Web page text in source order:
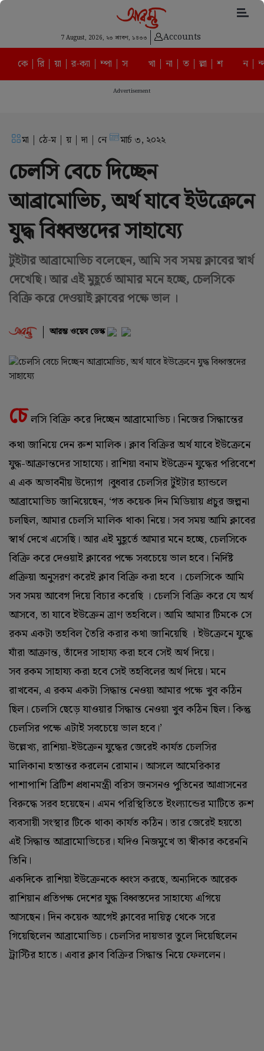
7 August, 2026, ২৩ শ্রাবণ, ১৪৩৩ Accounts
কে | রি | য়া | র-ক্যা | ম্পা | স খা | না | ত | ল্লা | শ ন |
Advertisement
মা | ঠে-ম | য় | দা | নে মার্চ ৩, ২০২২
চেলসি বেচে দিচ্ছেন
আব্রামোভিচ, অর্থ যাবে ইউক্রেনে
যুদ্ধ বিধ্বস্তদের সাহায্যে
টুইটার আব্রামোভিচ বলেছেন, আমি সব সময় ক্লাবের স্বার্থ
দেখেছি। আর এই মুহূর্তে আমার মনে হচ্ছে, চেলসিকে
বিক্রি করে দেওয়াই ক্লাবের পক্ষে ভাল ।
আরম্ভ ওয়েব ডেস্ক
চে লসি বিক্রি করে দিচ্ছেন আব্রামোভিচ। নিজের সিদ্ধান্তের
কথা জানিয়ে দেন রুশ মালিক। ক্লাব বিক্রির অর্থ যাবে ইউক্রেনে
যুদ্ধ-আক্রান্তদের সাহায্যে। রাশিয়া বনাম ইউক্রেন যুদ্ধের পরিবেশে
এ এক অভাবনীয় উদ্যোগ ।বুধবার চেলসির টুইটার হ্যান্ডলে
আব্রামোভিচ জানিয়েছেন, ‘গত কয়েক দিন মিডিয়ায় প্রচুর জল্পনা
চলছিল, আমার চেলসি মালিক থাকা নিয়ে। সব সময় আমি ক্লাবের
স্বার্থ দেখে এসেছি। আর এই মুহূর্তে আমার মনে হচ্ছে, চেলসিকে
বিক্রি করে দেওয়াই ক্লাবের পক্ষে সবচেয়ে ভাল হবে। নির্দিষ্ট
প্রক্রিয়া অনুসরণ করেই ক্লাব বিক্রি করা হবে । চেলসিকে আমি
সব সময় আবেগ দিয়ে বিচার করেছি । চেলসি বিক্রি করে যে অর্থ
আসবে, তা যাবে ইউক্রেন ত্রাণ তহবিলে। আমি আমার টিমকে সে
রকম একটা তহবিল তৈরি করার কথা জানিয়েছি । ইউক্রেনে যুদ্ধে
যাঁরা আক্রান্ত, তাঁদের সাহায্য করা হবে সেই অর্থ দিয়ে।
সব রকম সাহায্য করা হবে সেই তহবিলের অর্থ দিয়ে। মনে
রাখবেন, এ রকম একটা সিদ্ধান্ত নেওয়া আমার পক্ষে খুব কঠিন
ছিল। চেলসি ছেড়ে যাওয়ার সিদ্ধান্ত নেওয়া খুব কঠিন ছিল। কিন্তু
চেলসির পক্ষে এটাই সবচেয়ে ভাল হবে।’
উল্লেখ্য, রাশিয়া-ইউক্রেন যুদ্ধের জেরেই কার্যত চেলসির
মালিকানা হস্তান্তর করলেন রোমান। আসলে আমেরিকার
পাশাপাশি ব্রিটিশ প্রধানমন্ত্রী বরিস জনসনও পুতিনের আগ্রাসনের
বিরুদ্ধে সরব হয়েছেন। এমন পরিস্থিতিতে ইংল্যান্ডের মাটিতে রুশ
ব্যবসায়ী সংস্থার টিকে থাকা কার্যত কঠিন। তার জেরেই হয়তো
এই সিদ্ধান্ত আব্রামোভিচের। যদিও নিজমুখে তা স্বীকার করেননি
তিনি।
একদিকে রাশিয়া ইউক্রেনকে ধ্বংস করছে, অন্যদিকে আরেক
রাশিয়ান প্রতিপক্ষ দেশের যুদ্ধ বিধ্বস্তদের সাহায্যে এগিয়ে
আসছেন। দিন কয়েক আগেই ক্লাবের দায়িত্ব থেকে সরে
গিয়েছিলেন আব্রামোভিচ। চেলসির দায়ভার তুলে দিয়েছিলেন
ট্রাস্টির হাতে। এবার ক্লাব বিক্রির সিদ্ধান্ত নিয়ে ফেললেন।